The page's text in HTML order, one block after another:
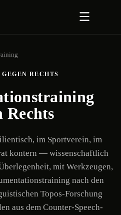
GEGEN RECHTS
Rechts
im Sportverein, im
kontern — wissenschaftlich
mit Werkzeugen,
nach den
Topos-Forschung
aus dem Counter-Speech-